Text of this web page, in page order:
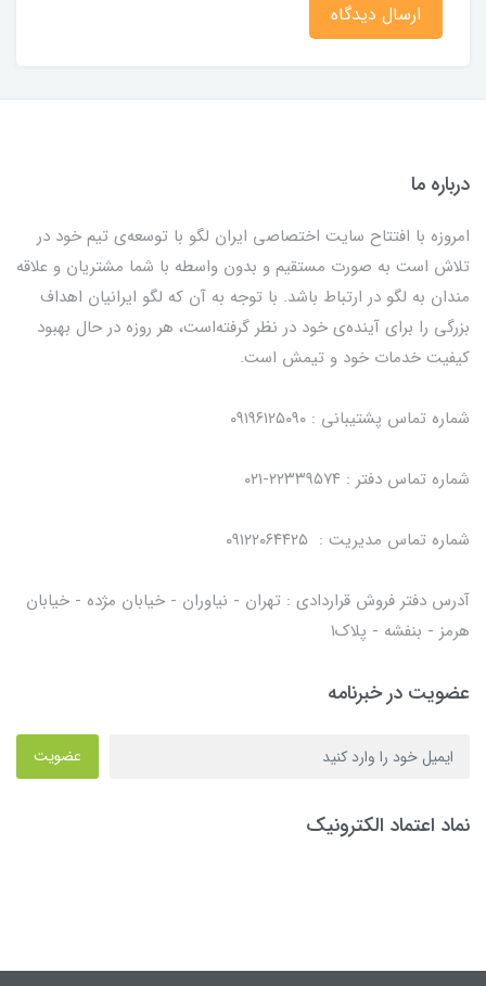
ارسال دیدگاه
درباره ما
امروزه با افتتاح سایت اختصاصی ایران لگو با توسعه‌ی تیم خود در
تلاش است به صورت مستقیم و بدون واسطه با شما مشتریان و علاقه
مندان به لگو در ارتباط باشد. با توجه به آن که لگو ایرانیان اهداف
بزرگی را برای آینده‌ی خود در نظر گرفته‌است، هر روزه در حال بهبود
کیفیت خدمات خود و تیمش است.
شماره تماس پشتیبانی : ۰۹۱۹۶۱۲۵۰۹۰
شماره تماس دفتر : ۲۲۳۳۹۵۷۴-۰۲۱
شماره تماس مدیریت : ۰۹۱۲۲۰۶۴۴۲۵
آدرس دفتر فروش قراردادی : تهران - نیاوران - خیابان مژده - خیابان
هرمز - بنفشه - پلاک۱
عضویت در خبرنامه
عضویت
نماد اعتماد الکترونیک